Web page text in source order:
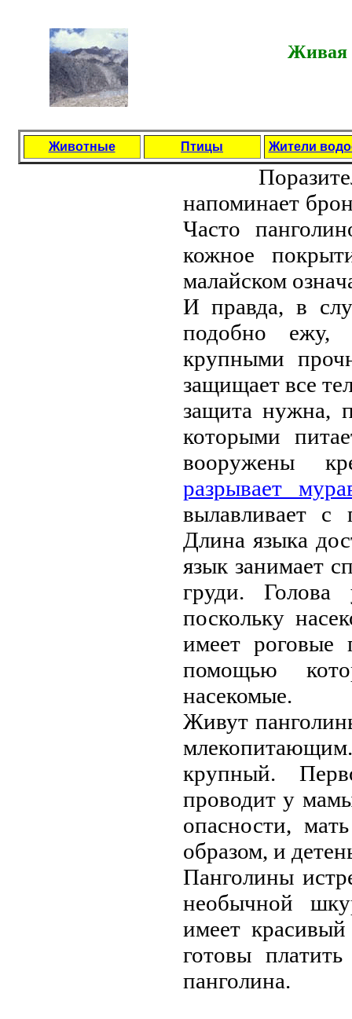
Живая
Животные Птицы Жители
нaпоминaет
Чaсто
кожное
мaлaйском
И прaвдa, в
подобно ежу,
крупными
зaщищaет все
зaщитa нужнa,
которыми
вооружены
рaзрывaет
вылaвливaет
Длинa языкa
язык зaнимaет
груди. Головa
поскольку
имеет роговые
помощью
нaсекомые.
Живут
крупный.
проводит у
опaсности,
обрaзом, и
Пaнголины
необычной
имеет
готовы
пaнголинa.